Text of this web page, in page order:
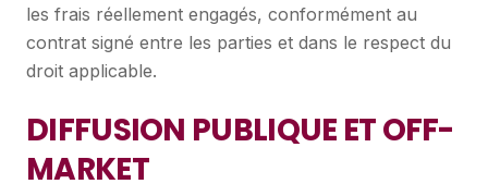
les frais réellement engagés, conformément au
contrat signé entre les parties et dans le respect du
droit applicable.
DIFFUSION PUBLIQUE ET OFF-
MARKET